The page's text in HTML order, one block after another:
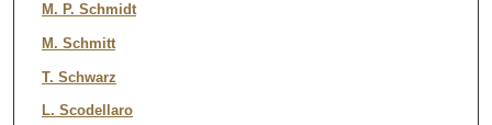
M. P. Schmidt
M. Schmitt
T. Schwarz
L. Scodellaro